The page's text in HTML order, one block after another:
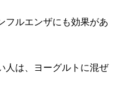
フルエンザにも効果があ
人は、ヨーグルトに混ぜ